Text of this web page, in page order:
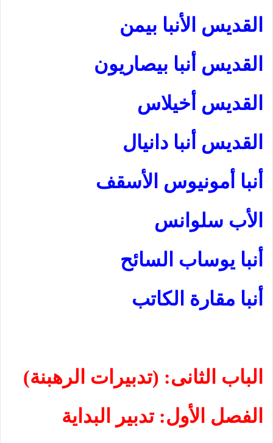
القديس الأنبا بيمن
القديس أنبا بيصاريون
القديس أخيلاس
القديس أنبا دانيال
أنبا أمونيوس الأسقف
الأب سلوانس
أنبا يوساب السائح
أنبا مقارة الكاتب
الباب الثانى: (تدبيرات الرهبنة)
الفصل الأول: تدبير البداية